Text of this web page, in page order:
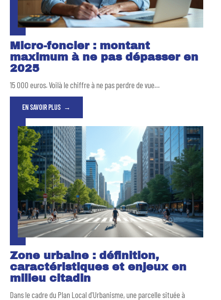
Micro-foncier : montant
maximum à ne pas dépasser en
2025
15 000 euros. Voilà le chiffre à ne pas perdre de vue…
EN SAVOIR PLUS
Zone urbaine : définition,
caractéristiques et enjeux en
milieu citadin
Dans le cadre du Plan Local d'Urbanisme, une parcelle située à